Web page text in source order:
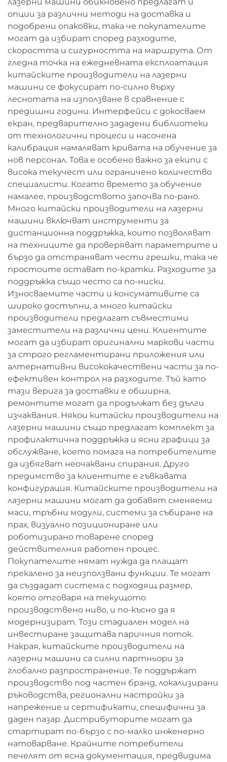
опции за различни методи на доставка и
подобрени опаковки, така че покупателите
могат да избират според разходите,
скоростта и сигурността на маршрута. От
гледна точка на ежедневната експлоатация
китайските производители на лазерни
машини се фокусират по-силно върху
леснотата на използване в сравнение с
предишни години. Интерфейси с докосваем
екран, предварително зададени библиотеки
от технологични процеси и насочена
калибрация намаляват кривата на обучение за
нов персонал. Това е особено важно за екипи с
висока текучест или ограничено количество
специалисти. Когато времето за обучение
намалее, производството започва по-рано.
Много китайски производители на лазерни
машини включват инструменти за
дистанционна поддръжка, които позволяват
на техниците да проверяват параметрите и
бързо да отстраняват чести грешки, така че
простоите остават по-кратки. Разходите за
поддръжка също често са по-ниски.
Износваемите части и консумативите са
широко достъпни, а много китайски
производители предлагат съвместими
заместители на различни цени. Клиентите
могат да избират оригинални маркови части
за строго регламентирани приложения или
алтернативни висококачествени части за по-
ефективен контрол на разходите. Тъй като
тази верига за доставки е обширна,
ремонтите могат да продължат без дълги
изчаквания. Някои китайски производители на
лазерни машини също предлагат комплект за
профилактична поддръжка и ясни графици за
обслужване, което помага на потребителите
да избягват неочаквани спирания. Друго
предимство за клиентите е гъвкавата
конфигурация. Китайските производители на
лазерни машини могат да добавят сменяеми
маси, тръбни модули, системи за събиране на
прах, визуално позициониране или
роботизирано товарене според
действителния работен процес.
Покупателите нямат нужда да плащат
прекалено за неизползвани функции. Те могат
да създадат система с подходящ размер,
която отговаря на текущото
производствено ниво, и по-късно да я
модернизират. Този стадиален модел на
инвестиране защитава паричния поток.
Накрая, китайските производители на
лазерни машини са силни партньори за
глобално разпространение. Те поддържат
производство под частен бранд, локализирани
ръководства, регионални настройки за
напрежение и сертификати, специфични за
даден пазар. Дистрибуторите могат да
стартират по-бързо с по-малко инженерно
натоварване. Крайните потребители
печелят от ясна документация, предвидима